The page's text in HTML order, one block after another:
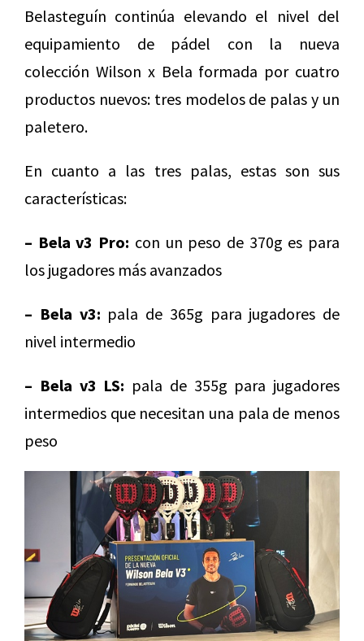
Belasteguín continúa elevando el nivel del
equipamiento de pádel con la nueva
colección Wilson x Bela formada por cuatro
productos nuevos: tres modelos de palas y un
paletero.
En cuanto a las tres palas, estas son sus
características:
– Bela v3 Pro: con un peso de 370g es para
los jugadores más avanzados
– Bela v3: pala de 365g para jugadores de
nivel intermedio
– Bela v3 LS: pala de 355g para jugadores
intermedios que necesitan una pala de menos
peso